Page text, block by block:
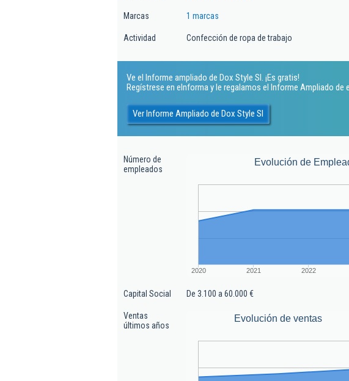
Marcas 1 marcas
Actividad Confección de ropa de trabajo
Ve el Informe ampliado de Dox Style Sl. ¡Es gratis!
Regístrese en eInforma y le regalamos el Informe Ampliado de
Ver Informe Ampliado de Dox Style Sl
Número de
empleados
Evolución de
2020 2021 2022
Capital Social De 3.100 a 60.000 €
Ventas
últimos años
Evolución de ventas